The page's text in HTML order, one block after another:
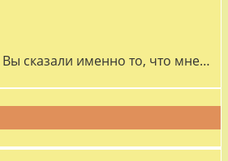
сказали именно то, что мне…